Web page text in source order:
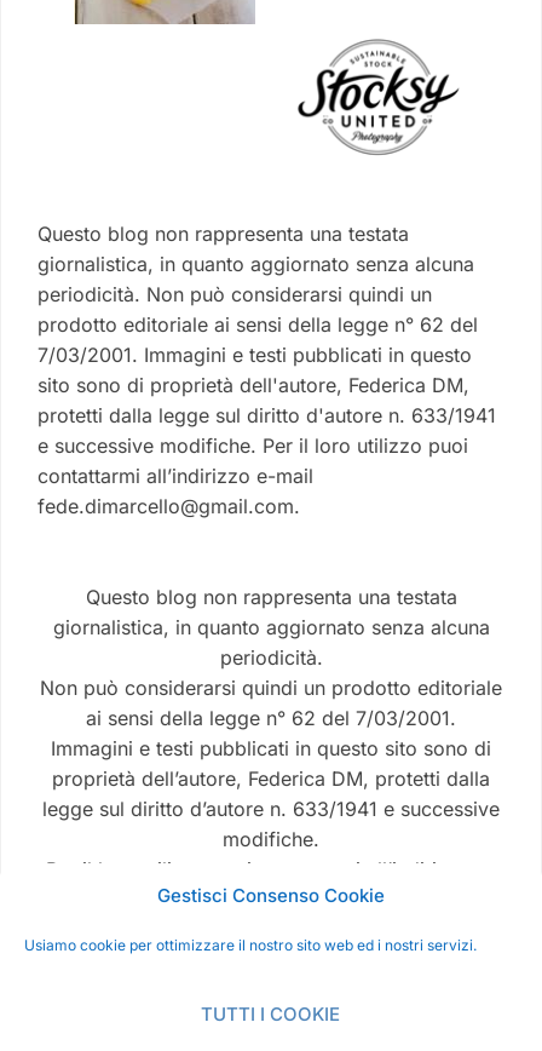
Gestisci Consenso Cookie
Usiamo cookie per ottimizzare il nostro sito web ed i nostri servizi.
TUTTI I COOKIE
Questo blog non rappresenta una testata
giornalistica, in quanto aggiornato senza alcuna
periodicità. Non può considerarsi quindi un
prodotto editoriale ai sensi della legge n° 62 del
7/03/2001. Immagini e testi pubblicati in questo
sito sono di proprietà dell'autore, Federica DM,
protetti dalla legge sul diritto d'autore n. 633/1941
e successive modifiche. Per il loro utilizzo puoi
contattarmi all’indirizzo e-mail
fede.dimarcello@gmail.com.
Questo blog non rappresenta una testata
giornalistica, in quanto aggiornato senza alcuna
periodicità.
Non può considerarsi quindi un prodotto editoriale
ai sensi della legge n° 62 del 7/03/2001.
Immagini e testi pubblicati in questo sito sono di
proprietà dell’autore, Federica DM, protetti dalla
legge sul diritto d’autore n. 633/1941 e successive
modifiche.
Per il loro utilizzo puoi contattarmi all’indirizzo e-
mail